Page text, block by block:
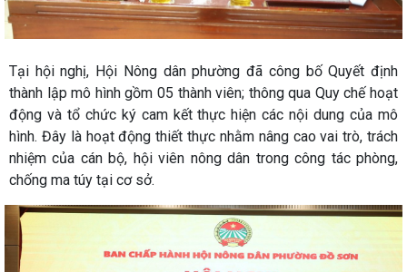
Tại hội nghị, Hội Nông dân phường đã công bố Quyết định
thành lập mô hình gồm 05 thành viên; thông qua Quy chế hoạt
động và tổ chức ký cam kết thực hiện các nội dung của mô
hình. Đây là hoạt động thiết thực nhằm nâng cao vai trò, trách
nhiệm của cán bộ, hội viên nông dân trong công tác phòng,
chống ma túy tại cơ sở.